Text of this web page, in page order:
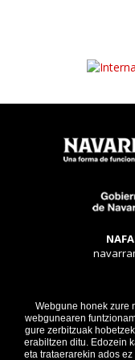
Webgune honek zure
webgunearen
gure zerbitzuak
erabiltzen ditu. Edozein
eta trataerarekin ados